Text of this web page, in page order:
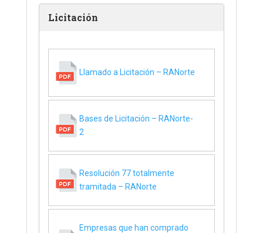
Licitación
Llamado a Licitación – RANorte
Bases de Licitación – RANorte-
2
Resolución 77 totalmente
tramitada – RANorte
Empresas que han comprado